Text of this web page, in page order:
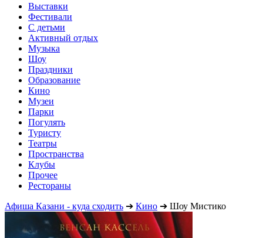
Выставки
Фестивали
С детьми
Активный отдых
Музыка
Шоу
Праздники
Образование
Кино
Музеи
Парки
Погулять
Туристу
Театры
Пространства
Клубы
Прочее
Рестораны
Афиша Казани - куда сходить ➔ Кино ➔ Шоу Мистико